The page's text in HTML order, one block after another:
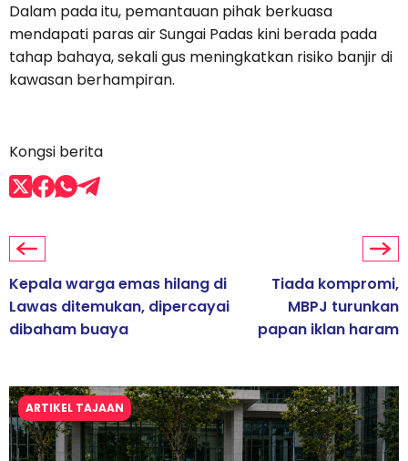
Dalam pada itu, pemantauan pihak berkuasa
mendapati paras air Sungai Padas kini berada pada
tahap bahaya, sekali gus meningkatkan risiko banjir di
kawasan berhampiran.
Kongsi berita
Kepala warga emas hilang di
Lawas ditemukan, dipercayai
dibaham buaya
Tiada kompromi,
MBPJ turunkan
papan iklan haram
ARTIKEL TAJAAN